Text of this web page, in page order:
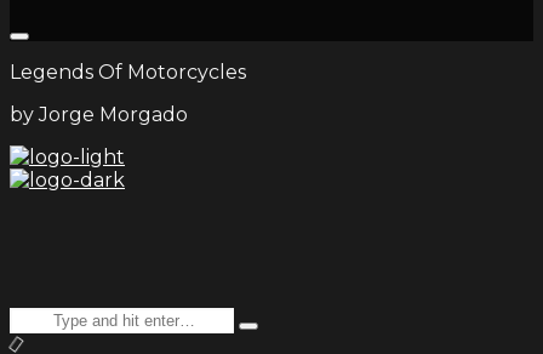
Legends Of Motorcycles
by Jorge Morgado
Search
for:
Type